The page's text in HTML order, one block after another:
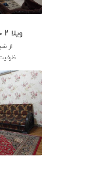
ویلا 2 خوابه دارای پارکینگ
از